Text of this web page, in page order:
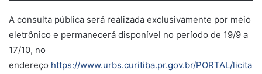
A consulta pública será realizada exclusivamente por meio
eletrônico e permanecerá disponível no período de 19/9 a
17/10, no
endereço https://www.urbs.curitiba.pr.gov.br/PORTAL/licita